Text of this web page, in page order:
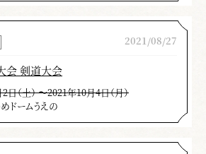
2021/08/27
会 剣道大会
日（土） 〜2021年10月4日（月）
ドームうえの